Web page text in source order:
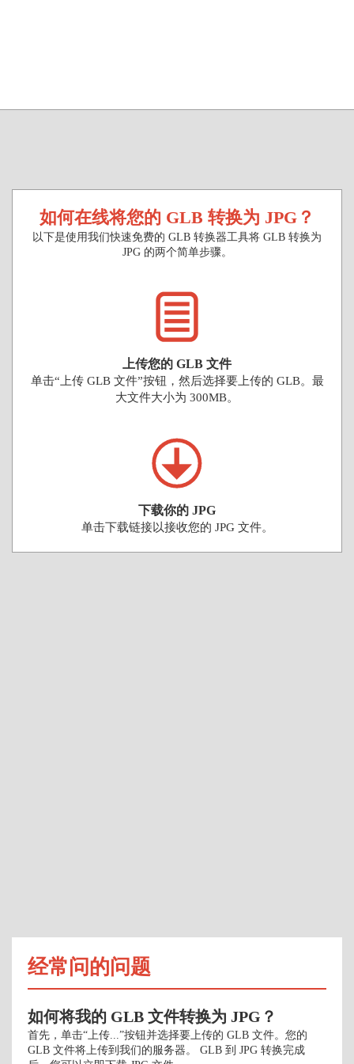
如何在线将您的 GLB 转换为 JPG？
以下是使用我们快速免费的 GLB 转换器工具将 GLB 转换为
JPG 的两个简单步骤。
上传您的 GLB 文件
单击“上传 GLB 文件”按钮，然后选择要上传的 GLB。最
大文件大小为 300MB。
下载你的 JPG
单击下载链接以接收您的 JPG 文件。
经常问的问题
如何将我的 GLB 文件转换为 JPG？
首先，单击“上传...”按钮并选择要上传的 GLB 文件。您的
GLB 文件将上传到我们的服务器。 GLB 到 JPG 转换完成